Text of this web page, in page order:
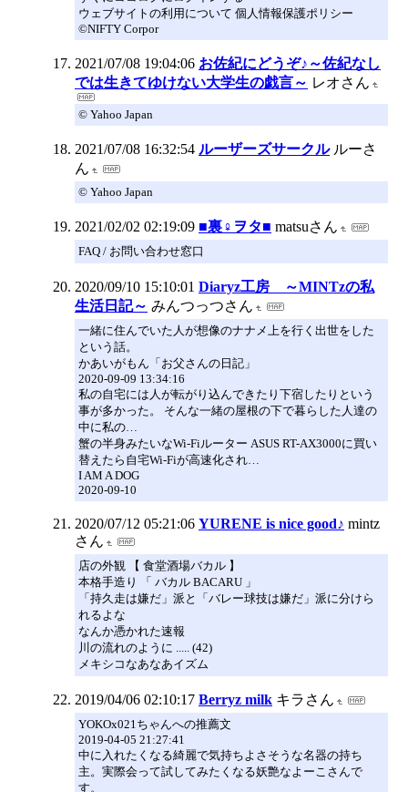
ウェブサイトの利用について 個人情報保護ポリシー
©NIFTY Corpor
2021/07/08 19:04:06 お佐紀にどうぞ♪～佐紀なし
では生きてゆけない大学生の戯言～ レオさん
© Yahoo Japan
2021/07/08 16:32:54 ルーザーズサークル ルーさ
ん
© Yahoo Japan
2021/02/02 02:19:09 ■裏♀ヲタ■ matsuさん
FAQ / お問い合わせ窓口
2020/09/10 15:10:01 Diaryz工房 ～MINTzの私
生活日記～ みんつっつさん
一緒に住んでいた人が想像のナナメ上を行く出世をした
という話。
かあいがもん「お父さんの日記」
2020-09-09 13:34:16
私の自宅には人が転がり込んできたり下宿したりという
事が多かった。 そんな一緒の屋根の下で暮らした人達の
中に私の…
蟹の半身みたいなWi-Fiルーター ASUS RT-AX3000に買い
替えたら自宅Wi-Fiが高速化され…
I AM A DOG
2020-09-10
2020/07/12 05:21:06 YURENE is nice good♪ mintz
さん
店の外観 【 食堂酒場バカル 】
本格手造り 「 バカル BACARU 」
「持久走は嫌だ」派と「バレー球技は嫌だ」派に分けら
れるよな
なんか憑かれた速報
川の流れのように ..... (42)
メキシコなあなあイズム
2019/04/06 02:10:17 Berryz milk キラさん
YOKOx021ちゃんへの推薦文
2019-04-05 21:27:41
中に入れたくなる綺麗で気持ちよさそうな名器の持ち
主。実際会って試してみたくなる妖艶なよーこさんで
す。